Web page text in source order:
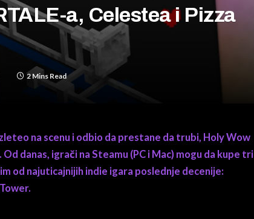
a, Celestea i Pizza
2 Mins Read
na scenu i odbio da prestane da trubi, Holy Wow
danas, igrači na Steamu (PC i Mac) mogu da kupe tri
od najuticajnijih indie igara poslednje decenije: